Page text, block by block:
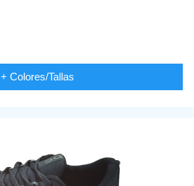
+ Colores/Tallas